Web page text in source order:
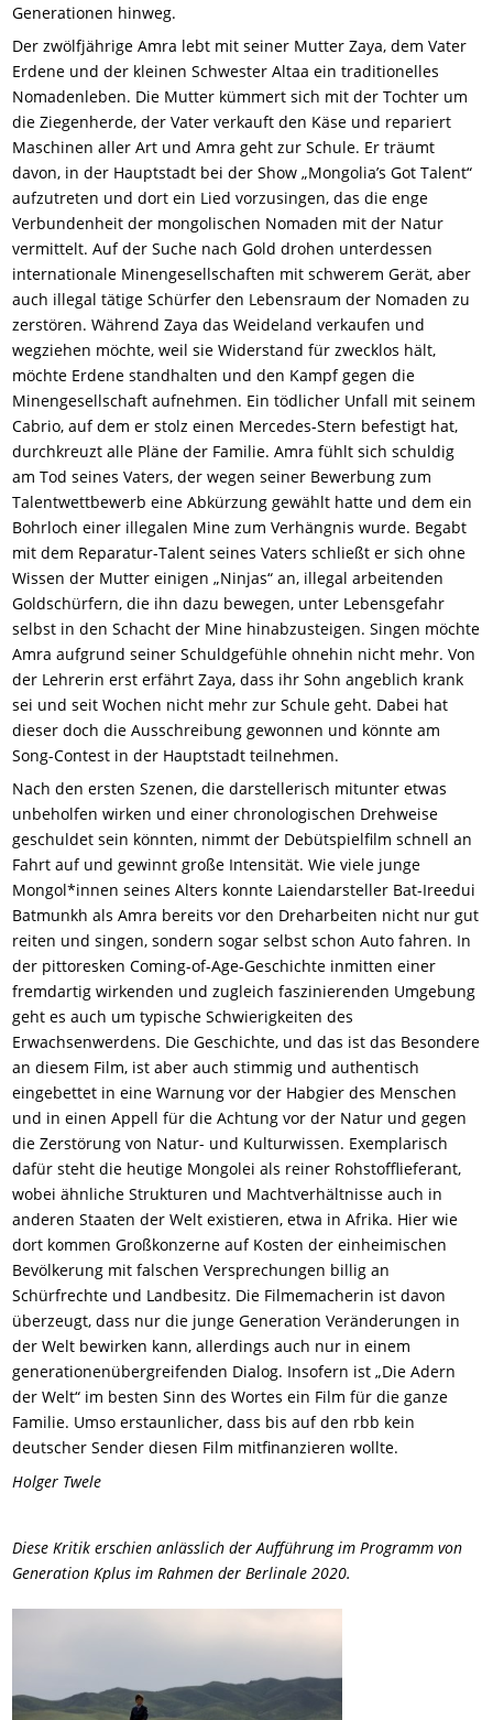
Generationen hinweg.
Der zwölfjährige Amra lebt mit seiner Mutter Zaya, dem Vater
Erdene und der kleinen Schwester Altaa ein traditionelles
Nomadenleben. Die Mutter kümmert sich mit der Tochter um
die Ziegenherde, der Vater verkauft den Käse und repariert
Maschinen aller Art und Amra geht zur Schule. Er träumt
davon, in der Hauptstadt bei der Show „Mongolia’s Got Talent“
aufzutreten und dort ein Lied vorzusingen, das die enge
Verbundenheit der mongolischen Nomaden mit der Natur
vermittelt. Auf der Suche nach Gold drohen unterdessen
internationale Minengesellschaften mit schwerem Gerät, aber
auch illegal tätige Schürfer den Lebensraum der Nomaden zu
zerstören. Während Zaya das Weideland verkaufen und
wegziehen möchte, weil sie Widerstand für zwecklos hält,
möchte Erdene standhalten und den Kampf gegen die
Minengesellschaft aufnehmen. Ein tödlicher Unfall mit seinem
Cabrio, auf dem er stolz einen Mercedes-Stern befestigt hat,
durchkreuzt alle Pläne der Familie. Amra fühlt sich schuldig
am Tod seines Vaters, der wegen seiner Bewerbung zum
Talentwettbewerb eine Abkürzung gewählt hatte und dem ein
Bohrloch einer illegalen Mine zum Verhängnis wurde. Begabt
mit dem Reparatur-Talent seines Vaters schließt er sich ohne
Wissen der Mutter einigen „Ninjas“ an, illegal arbeitenden
Goldschürfern, die ihn dazu bewegen, unter Lebensgefahr
selbst in den Schacht der Mine hinabzusteigen. Singen möchte
Amra aufgrund seiner Schuldgefühle ohnehin nicht mehr. Von
der Lehrerin erst erfährt Zaya, dass ihr Sohn angeblich krank
sei und seit Wochen nicht mehr zur Schule geht. Dabei hat
dieser doch die Ausschreibung gewonnen und könnte am
Song-Contest in der Hauptstadt teilnehmen.
Nach den ersten Szenen, die darstellerisch mitunter etwas
unbeholfen wirken und einer chronologischen Drehweise
geschuldet sein könnten, nimmt der Debütspielfilm schnell an
Fahrt auf und gewinnt große Intensität. Wie viele junge
Mongol*innen seines Alters konnte Laiendarsteller Bat-Ireedui
Batmunkh als Amra bereits vor den Dreharbeiten nicht nur gut
reiten und singen, sondern sogar selbst schon Auto fahren. In
der pittoresken Coming-of-Age-Geschichte inmitten einer
fremdartig wirkenden und zugleich faszinierenden Umgebung
geht es auch um typische Schwierigkeiten des
Erwachsenwerdens. Die Geschichte, und das ist das Besondere
an diesem Film, ist aber auch stimmig und authentisch
eingebettet in eine Warnung vor der Habgier des Menschen
und in einen Appell für die Achtung vor der Natur und gegen
die Zerstörung von Natur- und Kulturwissen. Exemplarisch
dafür steht die heutige Mongolei als reiner Rohstofflieferant,
wobei ähnliche Strukturen und Machtverhältnisse auch in
anderen Staaten der Welt existieren, etwa in Afrika. Hier wie
dort kommen Großkonzerne auf Kosten der einheimischen
Bevölkerung mit falschen Versprechungen billig an
Schürfrechte und Landbesitz. Die Filmemacherin ist davon
überzeugt, dass nur die junge Generation Veränderungen in
der Welt bewirken kann, allerdings auch nur in einem
generationenübergreifenden Dialog. Insofern ist „Die Adern
der Welt“ im besten Sinn des Wortes ein Film für die ganze
Familie. Umso erstaunlicher, dass bis auf den rbb kein
deutscher Sender diesen Film mitfinanzieren wollte.
Holger Twele
Diese Kritik erschien anlässlich der Aufführung im Programm von
Generation Kplus im Rahmen der Berlinale 2020.